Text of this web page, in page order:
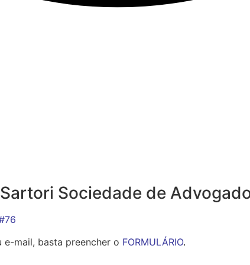
Sociedade de
e-mail, basta preencher o FORMULÁRIO.